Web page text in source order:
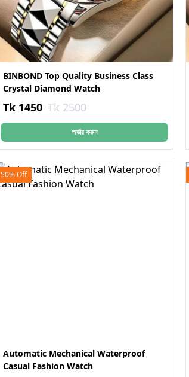
BINBOND Top Quality Business Class
Crystal Diamond Watch
Tk 1450 Tk 2500
অর্ডার করুন
50% Off
Automatic Mechanical Waterproof
Casual Fashion Watch